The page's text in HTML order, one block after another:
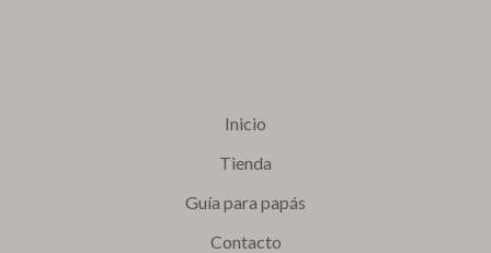
Inicio
Tienda
Guía para papás
Contacto